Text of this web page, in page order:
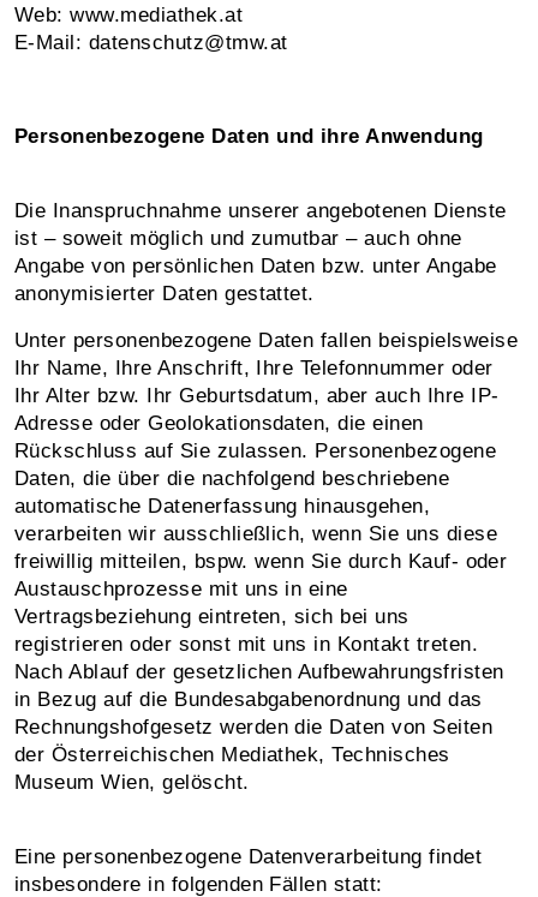
Web: www.mediathek.at
E-Mail: datenschutz@tmw.at
Personenbezogene Daten und ihre Anwendung
Die Inanspruchnahme unserer angebotenen Dienste
ist – soweit möglich und zumutbar – auch ohne
Angabe von persönlichen Daten bzw. unter Angabe
anonymisierter Daten gestattet.
Unter personenbezogene Daten fallen beispielsweise
Ihr Name, Ihre Anschrift, Ihre Telefonnummer oder
Ihr Alter bzw. Ihr Geburtsdatum, aber auch Ihre IP-
Adresse oder Geolokationsdaten, die einen
Rückschluss auf Sie zulassen. Personenbezogene
Daten, die über die nachfolgend beschriebene
automatische Datenerfassung hinausgehen,
verarbeiten wir ausschließlich, wenn Sie uns diese
freiwillig mitteilen, bspw. wenn Sie durch Kauf- oder
Austauschprozesse mit uns in eine
Vertragsbeziehung eintreten, sich bei uns
registrieren oder sonst mit uns in Kontakt treten.
Nach Ablauf der gesetzlichen Aufbewahrungsfristen
in Bezug auf die Bundesabgabenordnung und das
Rechnungshofgesetz werden die Daten von Seiten
der Österreichischen Mediathek, Technisches
Museum Wien, gelöscht.
Eine personenbezogene Datenverarbeitung findet
insbesondere in folgenden Fällen statt: